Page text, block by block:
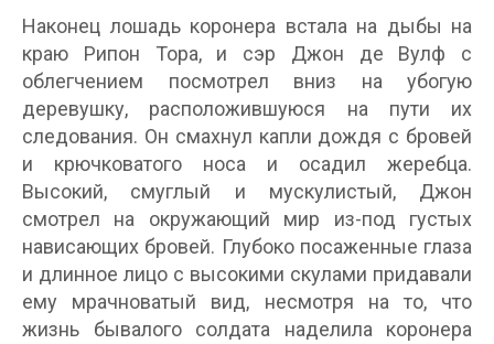
Наконец лошадь коронера встала на дыбы на
краю Рипон Тора, и сэр Джон де Вулф с
облегчением посмотрел вниз на убогую
деревушку, расположившуюся на пути их
следования. Он смахнул капли дождя с бровей
и крючковатого носа и осадил жеребца.
Высокий, смуглый и мускулистый, Джон
смотрел на окружающий мир из-под густых
нависающих бровей. Глубоко посаженные глаза
и длинное лицо с высокими скулами придавали
ему мрачноватый вид, несмотря на то, что
жизнь бывалого солдата наделила коронера